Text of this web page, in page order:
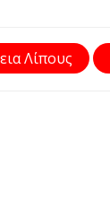
Λίπους